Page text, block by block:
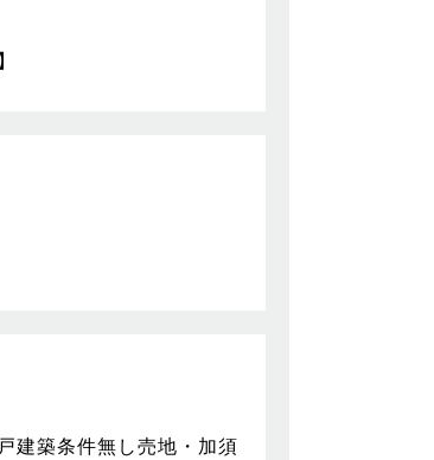
建築条件無し売地・加須